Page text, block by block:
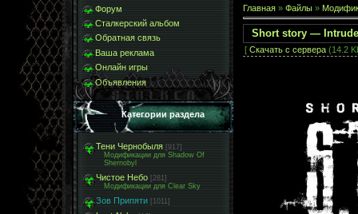
Форум
Сталкерский альбом
Обратная связь
Ваша реклама
Онлайн игры
Объявления
Категории раздела
Тени Чернобыля [917]
Модификации для Shadow Of
Shernobyl
Чистое Небо [281]
Модификации для Clear Sky
Зов Припяти [1011]
Главная » Файлы »
Short story —
[ Скачать с сервера (14.2